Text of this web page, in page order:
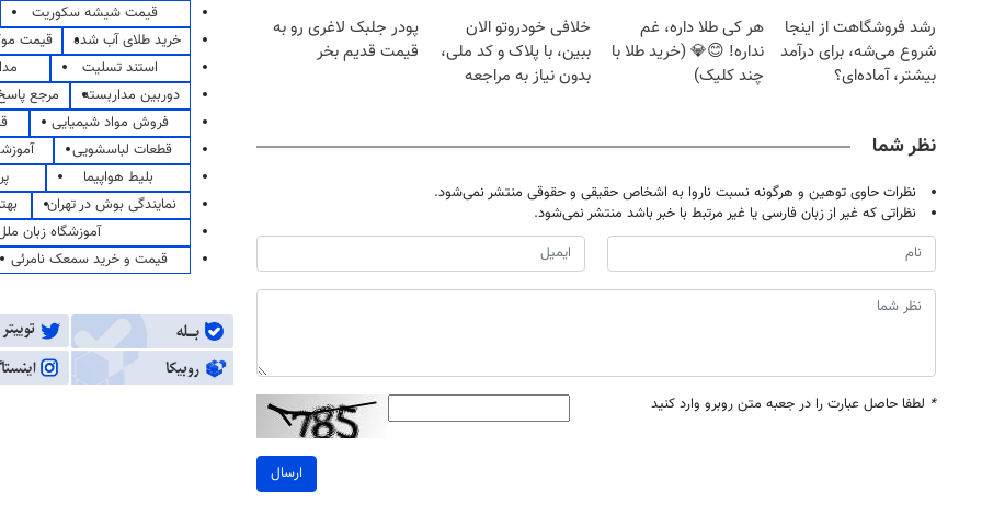
رشد فروشگاهت از اینجا
شروع می‌شه، برای درآمد
بیشتر، آماده‌ای؟
هر کی طلا داره، غم
نداره! 😊💎 (خرید طلا با
چند کلیک)
خلافی خودروتو الان
ببین، با پلاک و کد ملی،
بدون نیاز به مراجعه
پودر جلبک لاغری رو به
قیمت قدیم بخر
نظر شما
نظرات حاوی توهین و هرگونه نسبت ناروا به اشخاص حقیقی و حقوقی منتشر نمی‌شود.
نظراتی که غیر از زبان فارسی یا غیر مرتبط با خبر باشد منتشر نمی‌شود.
* لطفا حاصل عبارت را در جعبه متن روبرو وارد کنید
ارسال
قیمت شیشه سکوریت
خرید طلای آب شده
قیمت
استند تسلیت
دوربین مداربسته
مرجع
فروش مواد شیمیایی
قطعات لباسشویی
بلیط هواپیما
نمایندگی بوش در تهران
آموزشگاه زبان
قیمت و خرید سمعک نامرئی